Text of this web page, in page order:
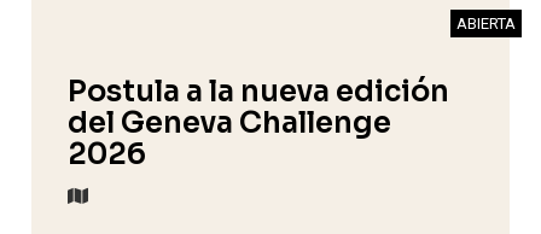
ABIERTA
Postula a la nueva edición
del Geneva Challenge
2026